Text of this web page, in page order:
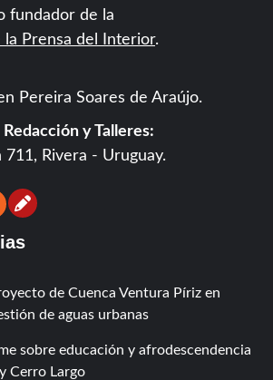
fundador de la
la Prensa del Interior.
Pereira Soares de Araújo.
y Talleres:
711, Rivera - Uruguay.
Contáctanos
de Cuenca Ventura Píriz en
de aguas urbanas
sobre educación y afrodescendencia
Cerro Largo